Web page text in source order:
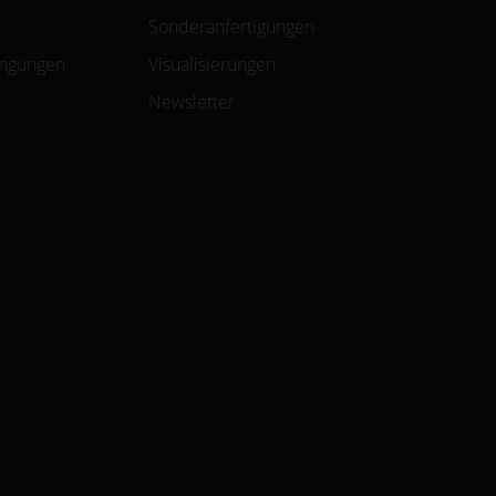
Sonderanfertigungen
Visualisierungen
Newsletter